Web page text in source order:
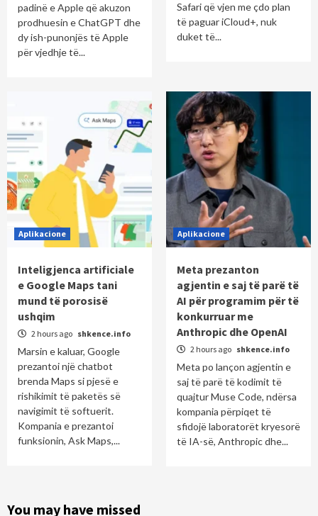
padinë e Apple që akuzon
prodhuesin e ChatGPT dhe
dy ish-punonjës të Apple
për vjedhje të...
Safari që vjen me çdo plan
të paguar iCloud+, nuk
duket të...
Aplikacione
Inteligjenca artificiale
e Google Maps tani
mund të porosisë
ushqim
2 hours ago shkence.info
Marsin e kaluar, Google
prezantoi një chatbot
brenda Maps si pjesë e
rishikimit të paketës së
navigimit të softuerit.
Kompania e prezantoi
funksionin, Ask Maps,...
Aplikacione
Meta prezanton
agjentin e saj të parë të
AI për programim për të
konkurruar me
Anthropic dhe OpenAI
2 hours ago shkence.info
Meta po lançon agjentin e
saj të parë të kodimit të
quajtur Muse Code, ndërsa
kompania përpiqet të
sfidojë laboratorët kryesorë
të IA-së, Anthropic dhe...
You may have missed